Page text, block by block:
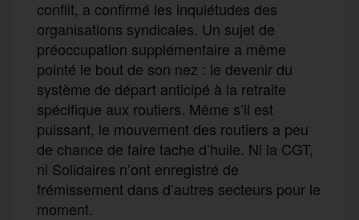
conflit, a confirmé les inquiétudes des
organisations syndicales. Un sujet de
préoccupation supplémentaire a même
pointé le bout de son nez : le devenir du
système de départ anticipé à la retraite
spécifique aux routiers. Même s’il est
puissant, le mouvement des routiers a peu
de chance de faire tache d’huile. Ni la CGT,
ni Solidaires n’ont enregistré de
frémissement dans d’autres secteurs pour le
moment.